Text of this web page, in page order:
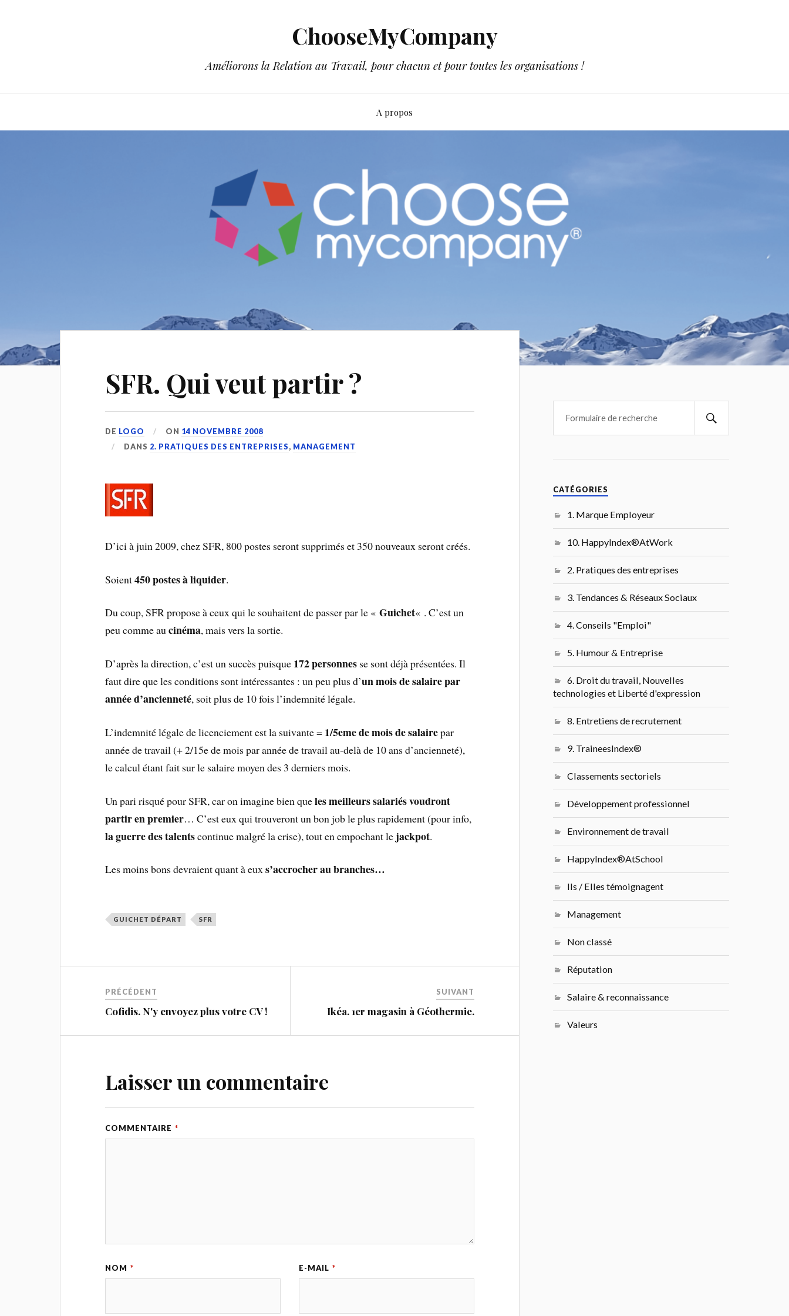
ChooseMyCompany
Améliorons la Relation au Travail, pour chacun et pour toutes les organisations !
A propos
SFR. Qui veut partir ?
DE LOGO ON 14 NOVEMBRE 2008
DANS 2. PRATIQUES DES ENTREPRISES, MANAGEMENT
D’ici à juin 2009, chez SFR, 800 postes seront supprimés et 350 nouveaux seront créés.
Soient450 postes à liquider.
Du coup, SFR propose à ceux qui le souhaitent de passer par le «Guichet« . C’est un
peu comme aucinéma, mais vers la sortie.
D’après la direction, c’est un succès puisque 172 personnes se sont déjà présentées. Il
faut dire que les conditions sont intéressantes : un peu plus d’un mois de salaire par
année d’ancienneté, soit plus de 10 fois l’indemnité légale.
L’indemnité légale de licenciement est la suivante = 1/5eme de mois de salairepar
année de travail (+ 2/15e de mois par année de travail au-delà de 10 ans d’ancienneté),
le calcul étant fait sur le salaire moyen des 3 derniers mois.
Un pari risqué pour SFR, car on imagine bien queles meilleurs salariés voudront
partir en premier… C’est eux qui trouveront un bon job le plus rapidement (pour info,
la guerre des talentscontinue malgré la crise), tout en empochant le jackpot.
Les moins bons devraient quant à euxs’accrocher au branches…
GUICHET DÉPART SFR
PRÉCÉDENT
Cofidis. N'y envoyez plus votre CV !
SUIVANT
Ikéa. 1er magasin à Géothermie.
Laisser un commentaire
COMMENTAIRE *
NOM * E-MAIL *
CATÉGORIES
1. Marque Employeur
10. HappyIndex®AtWork
2. Pratiques des entreprises
3. Tendances & Réseaux Sociaux
4. Conseils "Emploi"
5. Humour & Entreprise
6. Droit du travail, Nouvelles
technologies et Liberté d'expression
8. Entretiens de recrutement
9. TraineesIndex®
Classements sectoriels
Développement professionnel
Environnement de travail
HappyIndex®AtSchool
Ils / Elles témoignagent
Management
Non classé
Réputation
Salaire & reconnaissance
Valeurs